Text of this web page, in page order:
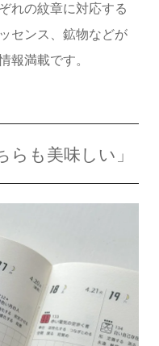
れの紋章に対応する
センス、鉱物などが
報満載です。
らも美味しい」